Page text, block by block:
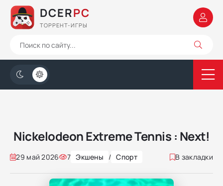
DCERPC
ТОРРЕНТ-ИГРЫ
Nickelodeon Extreme Tennis : Next!
29 май 2026 7 Экшены / Спорт В закладки